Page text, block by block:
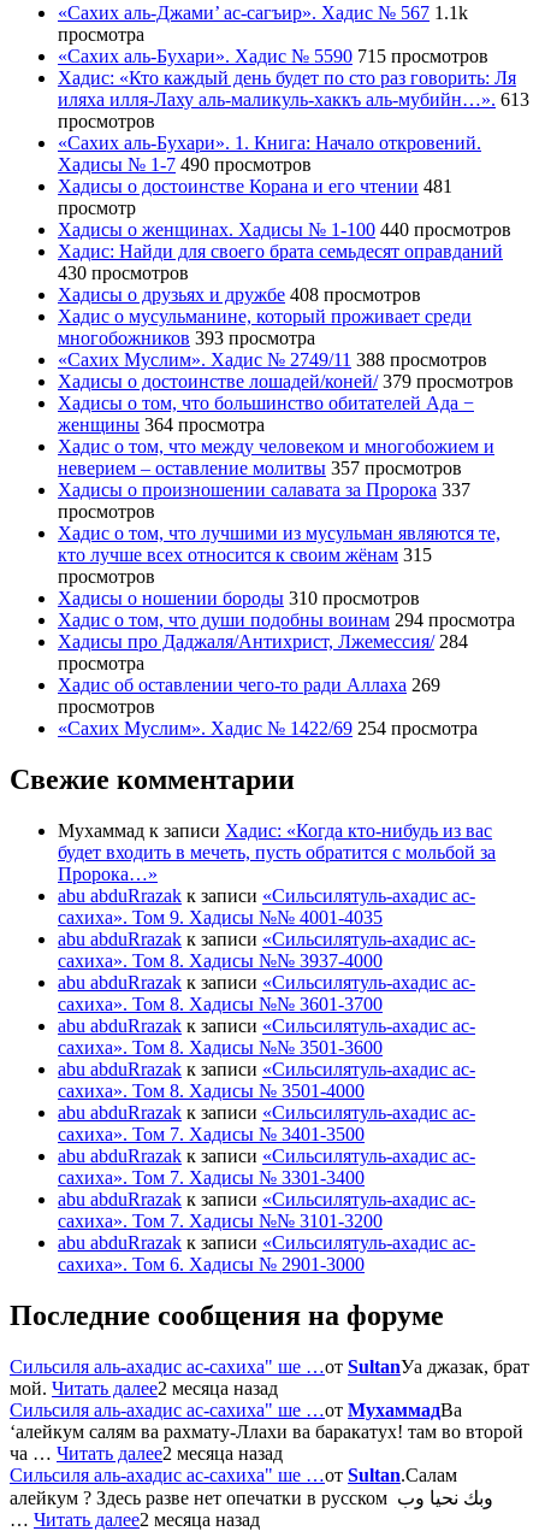
«Сахих аль-Джами’ ас-сагъир». Хадис № 567 1.1k
просмотра
«Сахих аль-Бухари». Хадис № 5590 715 просмотров
Хадис: «Кто каждый день будет по сто раз говорить: Ля
иляха илля-Лаху аль-маликуль-хаккъ аль-мубийн…». 613
просмотров
«Сахих аль-Бухари». 1. Книга: Начало откровений.
Хадисы № 1-7 490 просмотров
Хадисы о достоинстве Корана и его чтении 481
просмотр
Хадисы о женщинах. Хадисы № 1-100 440 просмотров
Хадис: Найди для своего брата семьдесят оправданий
430 просмотров
Хадисы о друзьях и дружбе 408 просмотров
Хадис о мусульманине, который проживает среди
многобожников 393 просмотра
«Сахих Муслим». Хадис № 2749/11 388 просмотров
Хадисы о достоинстве лошадей/коней/ 379 просмотров
Хадисы о том, что большинство обитателей Ада −
женщины 364 просмотра
Хадис о том, что между человеком и многобожием и
неверием – оставление молитвы 357 просмотров
Хадисы о произношении салавата за Пророка 337
просмотров
Хадис о том, что лучшими из мусульман являются те,
кто лучше всех относится к своим жёнам 315
просмотров
Хадисы о ношении бороды 310 просмотров
Хадис о том, что души подобны воинам 294 просмотра
Хадисы про Даджаля/Антихрист, Лжемессия/ 284
просмотра
Хадис об оставлении чего-то ради Аллаха 269
просмотров
«Сахих Муслим». Хадис № 1422/69 254 просмотра
Свежие комментарии
Мухаммад к записи Хадис: «Когда кто-нибудь из вас
будет входить в мечеть, пусть обратится с мольбой за
Пророка…»
abu abduRrazak к записи «Сильсилятуль-ахадис ас-
сахиха». Том 9. Хадисы №№ 4001-4035
abu abduRrazak к записи «Сильсилятуль-ахадис ас-
сахиха». Том 8. Хадисы №№ 3937-4000
abu abduRrazak к записи «Сильсилятуль-ахадис ас-
сахиха». Том 8. Хадисы №№ 3601-3700
abu abduRrazak к записи «Сильсилятуль-ахадис ас-
сахиха». Том 8. Хадисы №№ 3501-3600
abu abduRrazak к записи «Сильсилятуль-ахадис ас-
сахиха». Том 8. Хадисы № 3501-4000
abu abduRrazak к записи «Сильсилятуль-ахадис ас-
сахиха». Том 7. Хадисы № 3401-3500
abu abduRrazak к записи «Сильсилятуль-ахадис ас-
сахиха». Том 7. Хадисы № 3301-3400
abu abduRrazak к записи «Сильсилятуль-ахадис ас-
сахиха». Том 7. Хадисы №№ 3101-3200
abu abduRrazak к записи «Сильсилятуль-ахадис ас-
сахиха». Том 6. Хадисы № 2901-3000
Последние сообщения на форуме
Сильсиля аль-ахадис ас-сахиха" ше …от SultanУа джазак, брат
мой. Читать далее2 месяца назад
Сильсиля аль-ахадис ас-сахиха" ше …от МухаммадВа
‘алейкум салям ва рахмату-Ллахи ва баракатух! там во второй
ча … Читать далее2 месяца назад
Сильсиля аль-ахадис ас-сахиха" ше …от Sultan.Салам
алейкум ? Здесь разве нет опечатки в русском وبك نحيا وب
… Читать далее2 месяца назад